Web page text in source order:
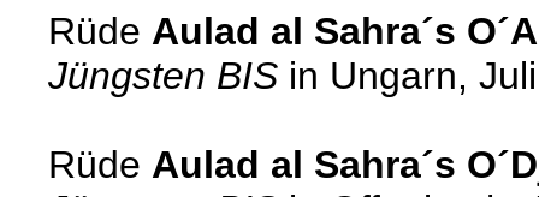
Rüde Aulad al Sahra´s
Jüngsten BIS in Ungarn,
Rüde Aulad al Sahra´s